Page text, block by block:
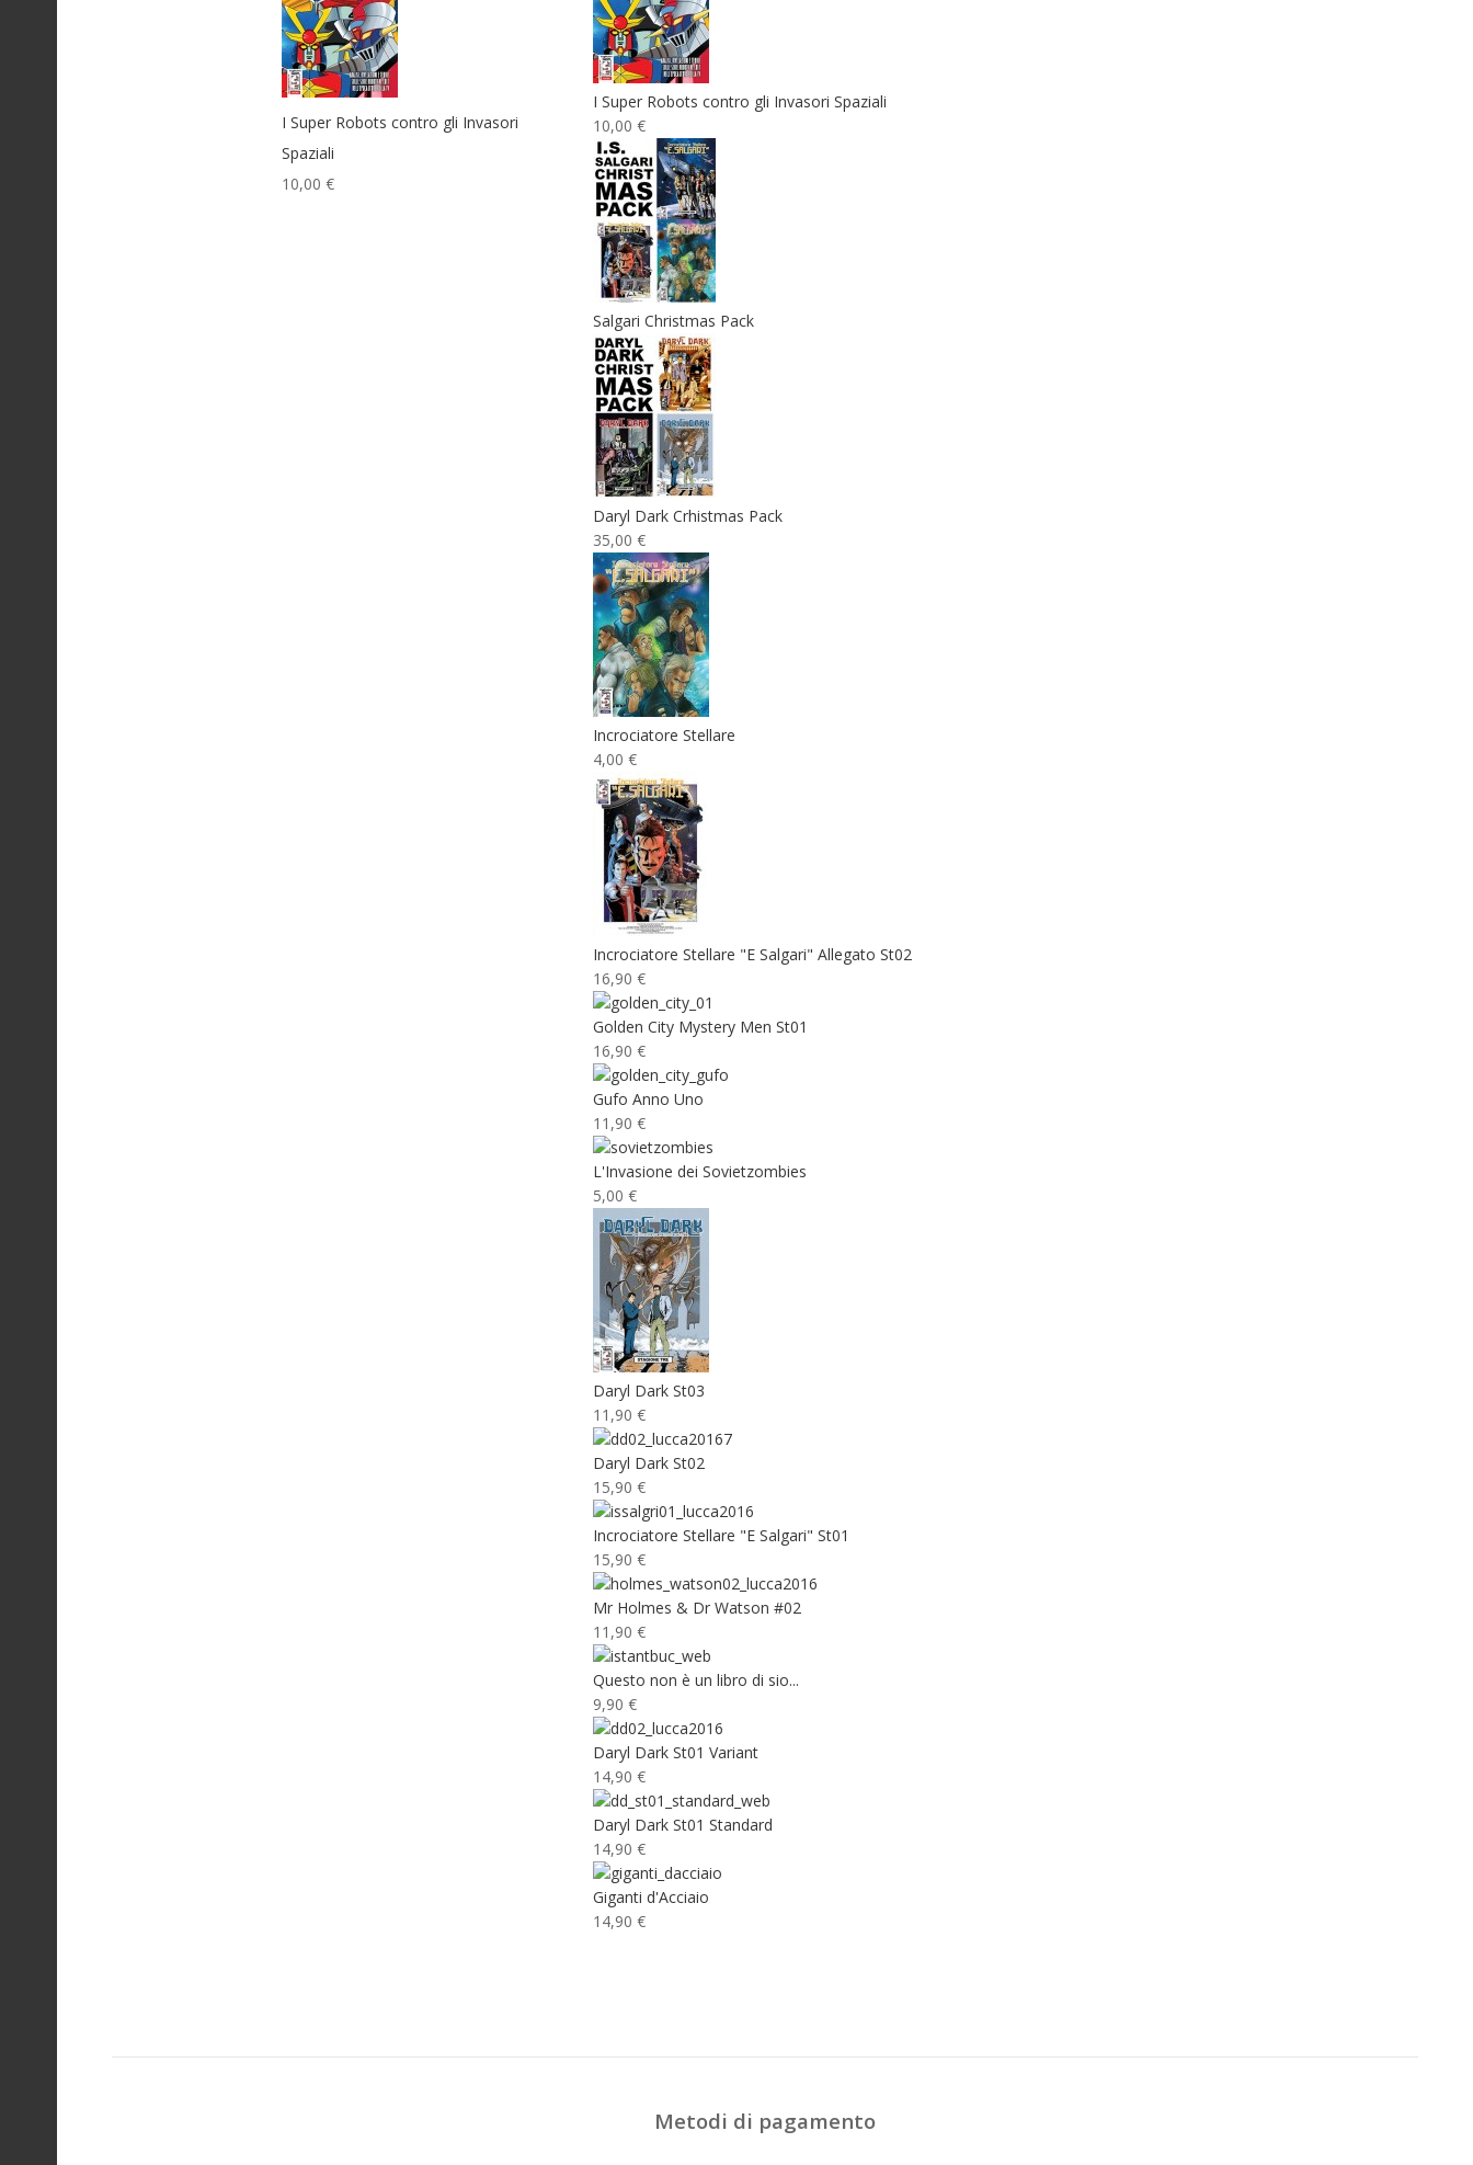
I Super Robots contro gli Invasori Spaziali
10,00 €
Salgari Christmas Pack
Daryl Dark Crhistmas Pack
35,00 €
Incrociatore Stellare
4,00 €
Incrociatore Stellare "E Salgari" Allegato St02
16,90 €
Golden City Mystery Men St01
16,90 €
Gufo Anno Uno
11,90 €
L'Invasione dei Sovietzombies
5,00 €
Daryl Dark St03
11,90 €
Daryl Dark St02
15,90 €
Incrociatore Stellare "E Salgari" St01
15,90 €
Mr Holmes & Dr Watson #02
11,90 €
Questo non è un libro di sio...
9,90 €
Daryl Dark St01 Variant
14,90 €
Daryl Dark St01 Standard
14,90 €
Giganti d'Acciaio
14,90 €
I Super Robots contro gli Invasori
Spaziali
10,00 €
Metodi di pagamento